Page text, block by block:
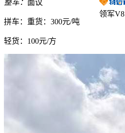
整车： 面议
拼车： 重货：300元/吨
轻货： 100元/方
领军V8